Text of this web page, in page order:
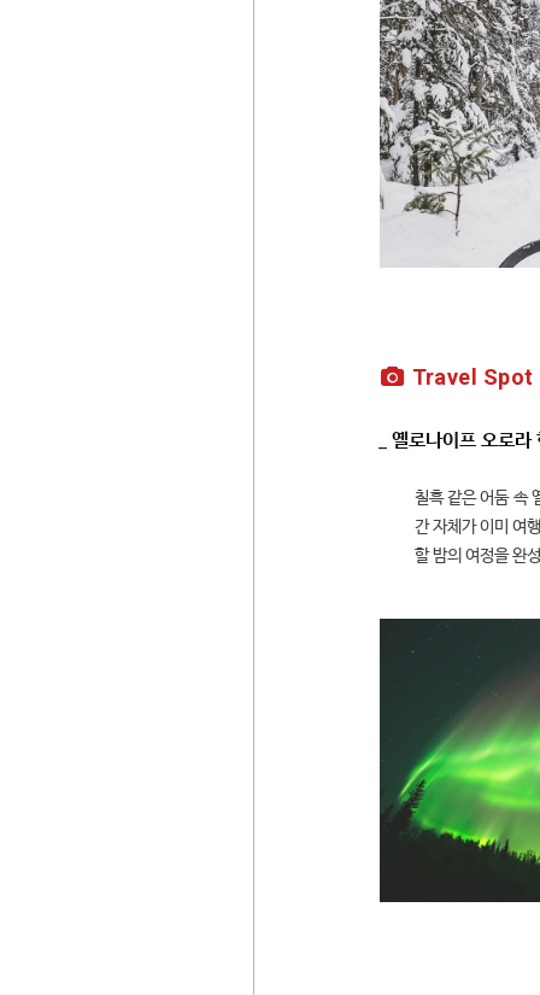
Travel Spot
_ 옐로나이프 오로라
칠흑 같은 어둠 속
간 자체가 이미 여
할 밤의 여정을 완